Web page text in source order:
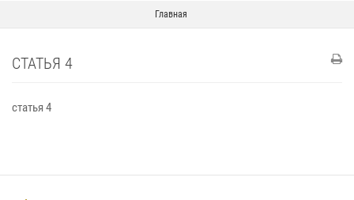
Главная
СТАТЬЯ 4
статья 4